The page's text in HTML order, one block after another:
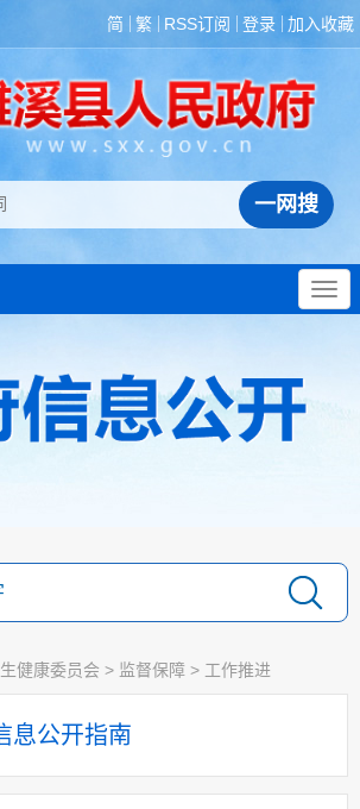
简 繁 RSS订阅 登录 加入收藏
健康委员会 > 监督保障 > 工作推进
息公开指南